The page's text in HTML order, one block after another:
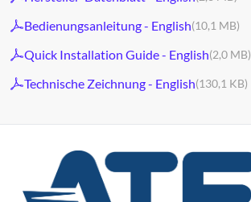
Bedienungsanleitung - English(10,1 MB)
Quick Installation Guide - English(2,0 MB)
Technische Zeichnung - English(130,1 KB)